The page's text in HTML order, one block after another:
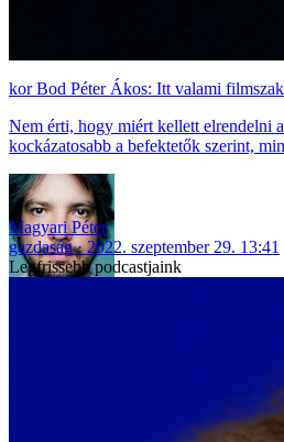
Bod Péter Ákos: Itt valami
Nem érti, hogy miért kellett elrendelni
kockázatosabb a befektetők szerint,
Magyari Péter
gazdaság
2022. szeptember 29. 13:41
Legfrissebb podcastjaink